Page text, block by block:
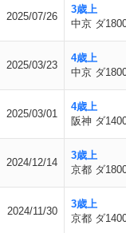
2025/07/26
3歳上
中京 ダ
2025/03/23
4歳上
中京 ダ
2025/03/01
4歳上
阪神 ダ
2024/12/14
3歳上
京都 ダ
2024/11/30
3歳上
京都 ダ